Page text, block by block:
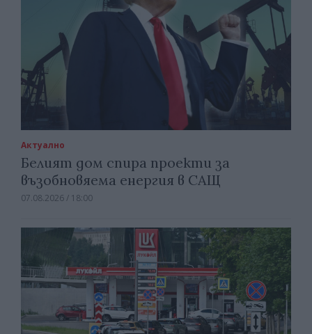
Актуално
Белият дом спира проекти за
възобновяема енергия в САЩ
07.08.2026 / 18:00